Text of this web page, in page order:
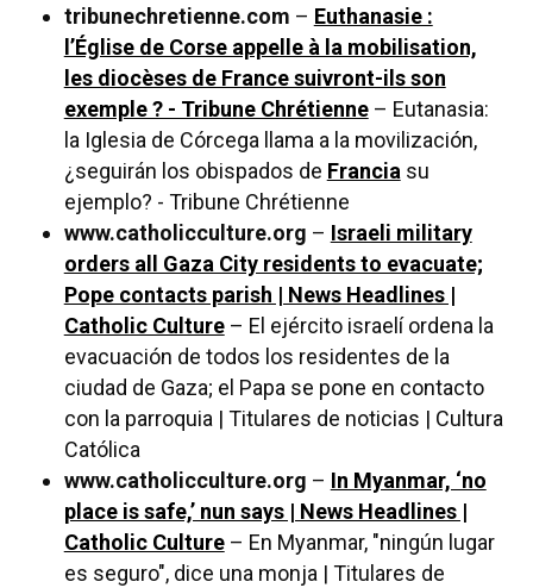
tribunechretienne.com – Euthanasie :
l’Église de Corse appelle à la mobilisation,
les diocèses de France suivront-ils son
exemple ? - Tribune Chrétienne– Eutanasia:
la Iglesia de Córcega llama a la movilización,
¿seguirán los obispados de Franciasu
ejemplo? - Tribune Chrétienne
www.catholicculture.org – Israeli military
orders all Gaza City residents to evacuate;
Pope contacts parish | News Headlines |
Catholic Culture– El ejército israelí ordena la
evacuación de todos los residentes de la
ciudad de Gaza; el Papa se pone en contacto
con la parroquia | Titulares de noticias | Cultura
Católica
www.catholicculture.org – In Myanmar, ‘no
place is safe,’ nun says | News Headlines |
Catholic Culture– En Myanmar, "ningún lugar
es seguro", dice una monja | Titulares de